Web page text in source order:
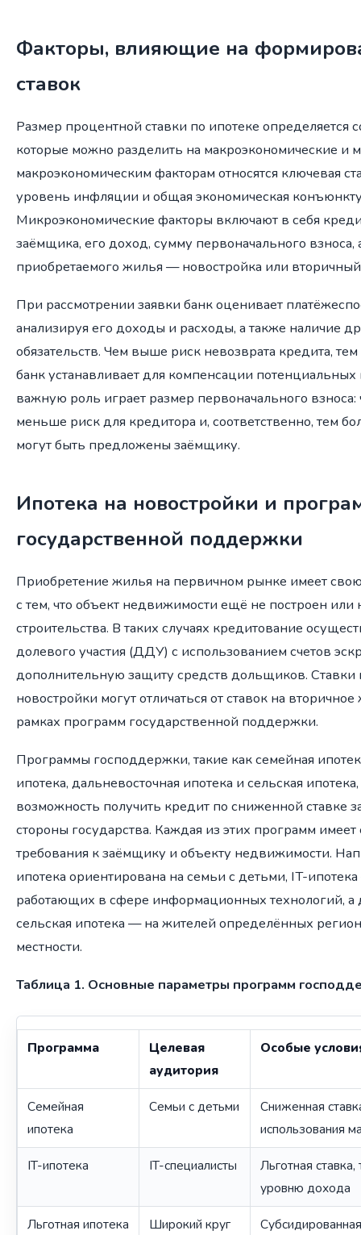
Факторы, влияющие на
ставок
Размер процентной ставки по ипотеке определяется
которые можно разделить на макроэкономические и
макроэкономическим факторам относятся ключевая
уровень инфляции и общая экономическая
Микроэкономические факторы включают в себя
заёмщика, его доход, сумму первоначального взноса,
приобретаемого жилья — новостройка или
При рассмотрении заявки банк оценивает
анализируя его доходы и расходы, а также наличие
обязательств. Чем выше риск невозврата кредита,
банк устанавливает для компенсации потенциальных
важную роль играет размер первоначального
меньше риск для кредитора и, соответственно, тем
могут быть предложены заёмщику.
Ипотека на новостройки и
государственной поддержки
Приобретение жилья на первичном рынке имеет
с тем, что объект недвижимости ещё не построен или
строительства. В таких случаях кредитование
долевого участия (ДДУ) с использованием счетов
дополнительную защиту средств дольщиков. Ставки
новостройки могут отличаться от ставок на
рамках программ государственной поддержки.
Программы господдержки, такие как семейная
ипотека, дальневосточная ипотека и сельская
возможность получить кредит по сниженной ставке
стороны государства. Каждая из этих программ имеет
требования к заёмщику и объекту недвижимости.
ипотека ориентирована на семьи с детьми, IT-
работающих в сфере информационных технологий, а
сельская ипотека — на жителей определённых
местности.
Таблица 1. Основные параметры программ
Программа
Целевая
аудитория
Особые
Семейная
ипотека
Семьи с детьми
Сниженная
использования
IT-ипотека IT-специалисты
Льготная
уровню дохода
Льготная ипотека
Широкий круг